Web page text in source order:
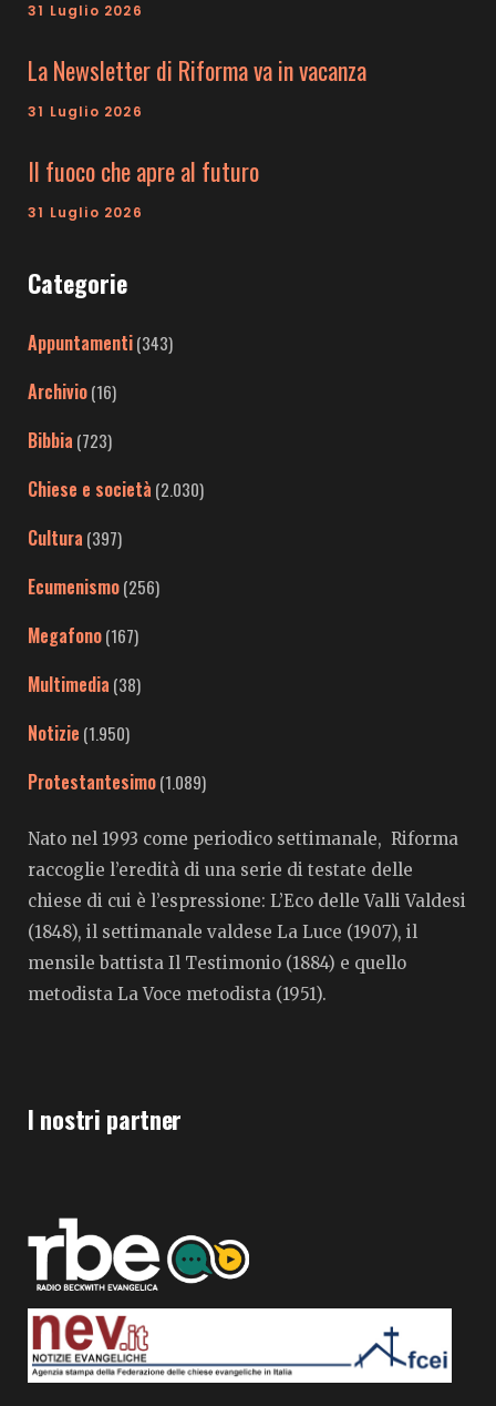
31 Luglio 2026
La Newsletter di Riforma va in vacanza
31 Luglio 2026
Il fuoco che apre al futuro
31 Luglio 2026
Categorie
Appuntamenti(343)
Archivio(16)
Bibbia (723)
Chiese e società (2.030)
Cultura (397)
Ecumenismo(256)
Megafono(167)
Multimedia (38)
Notizie (1.950)
Protestantesimo(1.089)
Nato nel 1993 come periodico settimanale, Riforma
raccoglie l’eredità di una serie di testate delle
chiese di cui è l’espressione: L’Eco delle Valli Valdesi
(1848), il settimanale valdese La Luce (1907), il
mensile battista Il Testimonio (1884) e quello
metodista La Voce metodista (1951).
I nostri partner